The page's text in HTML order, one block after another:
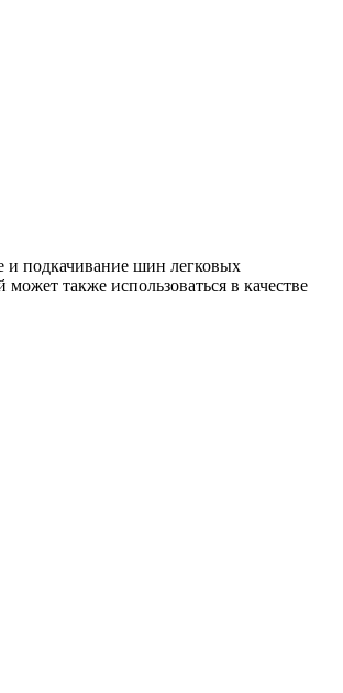
и подкачивание шин легковых
также использоваться в качестве